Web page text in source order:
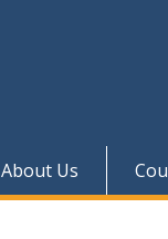
About Us